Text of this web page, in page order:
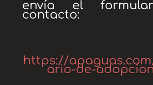
envía el
contacto:
https://
ario-de-